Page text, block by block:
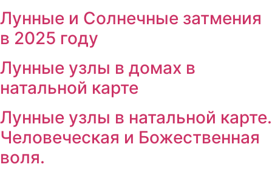
Лунные и Солнечные затмения
в 2025 году
Лунные узлы в домах в
натальной карте
Лунные узлы в натальной карте.
Человеческая и Божественная
воля.